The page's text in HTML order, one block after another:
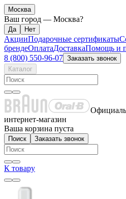
Москва
Ваш город — Москва?
АкцииПодарочные сертификаты
брендеОплатаДоставкаПомощь и
8 (800) 550-96-07 Заказать звонок
Каталог
интернет-магазин
Ваша корзина пуста
Поиск Заказать звонок
К товару